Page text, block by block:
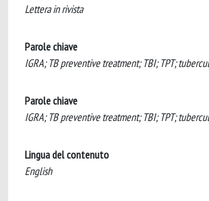
Lettera in rivista
Parole chiave
IGRA; TB preventive treatment; TBI; TPT;
Parole chiave
IGRA; TB preventive treatment; TBI; TPT;
Lingua del contenuto
English